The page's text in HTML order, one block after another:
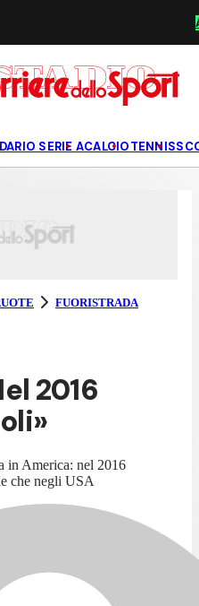
SERIE ACALCIOTENNIS
FUORISTRADA
2016
in America: nel 2016
che negli USA